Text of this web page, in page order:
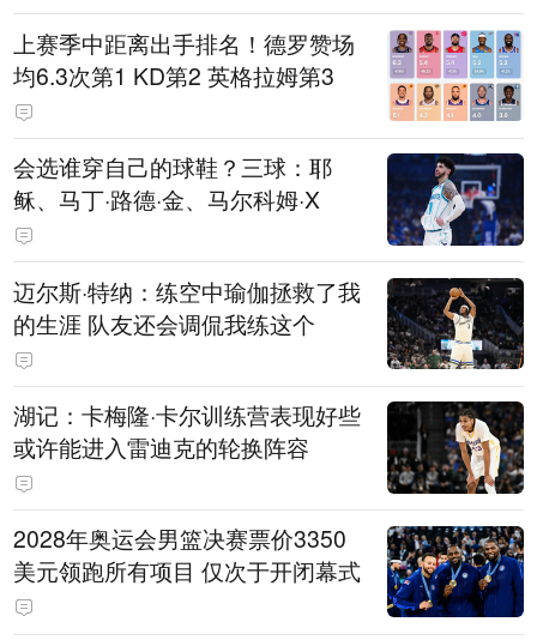
上赛季中距离出手排名！德罗赞场
均6.3次第1 KD第2 英格拉姆第3
会选谁穿自己的球鞋？三球：耶
稣、马丁·路德·金、马尔科姆·X
迈尔斯·特纳：练空中瑜伽拯救了我
的生涯 队友还会调侃我练这个
湖记：卡梅隆·卡尔训练营表现好些
或许能进入雷迪克的轮换阵容
2028年奥运会男篮决赛票价3350
美元领跑所有项目 仅次于开闭幕式